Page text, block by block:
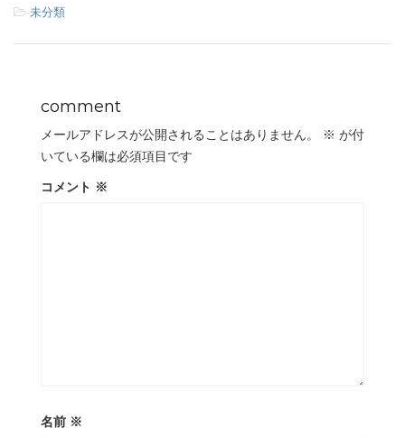
-未分類
comment
メールアドレスが公開されることはありません。 ※ が付
いている欄は必須項目です
コメント ※
名前 ※